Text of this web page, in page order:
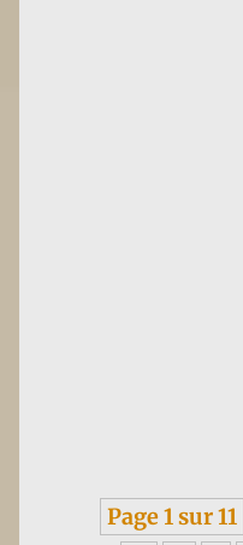
Page 1 sur 11